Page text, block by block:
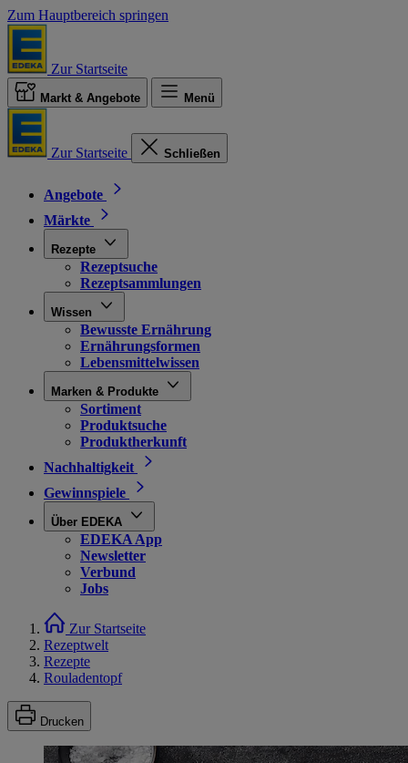
Zum Hauptbereich springen
Zur Startseite
Markt & Angebote Menü
Zur Startseite Schließen
Angebote
Märkte
Rezepte
Rezeptsuche
Rezeptsammlungen
Wissen
Bewusste Ernährung
Ernährungsformen
Lebensmittelwissen
Marken & Produkte
Sortiment
Produktsuche
Produktherkunft
Nachhaltigkeit
Gewinnspiele
Über EDEKA
EDEKA App
Newsletter
Verbund
Jobs
Zur Startseite
Rezeptwelt
Rezepte
Rouladentopf
Drucken